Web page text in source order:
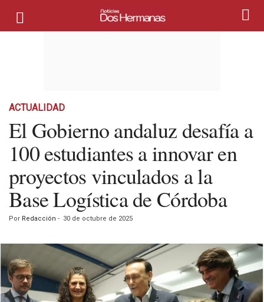
ACTUALIDAD
El Gobierno andaluz desafía a
100 estudiantes a innovar en
proyectos vinculados a la
Base Logística de Córdoba
Por Redacción - 30 de octubre de 2025